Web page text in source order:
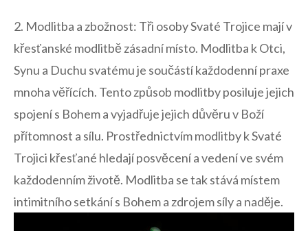
2.⁢ Modlitba ⁣a zbožnost: Tři osoby⁢ Svaté Trojice mají v‍
křesťanské ‍modlitbě zásadní místo. Modlitba​ k Otci,
Synu ‍a Duchu⁣ svatému je ‌součástí každodenní praxe
mnoha věřících. Tento způsob‌ modlitby​ posiluje​ jejich
spojení s Bohem ⁤a vyjadřuje jejich důvěru v Boží
přítomnost a sílu. ‌Prostřednictvím modlitby k Svaté⁤
Trojici křesťané hledají posvěcení ⁤a ⁣vedení ve svém
každodenním životě. Modlitba se tak stává místem​
intimitního setkání s Bohem a zdrojem ⁢síly a naděje.